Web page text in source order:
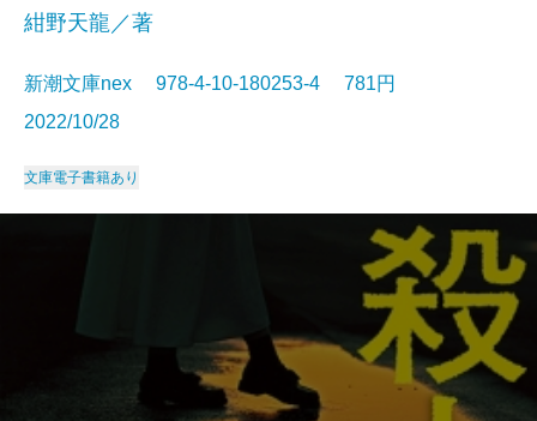
紺野天龍／著
新潮文庫nex 978-4-10-180253-4 781円
2022/10/28
文庫電子書籍あり